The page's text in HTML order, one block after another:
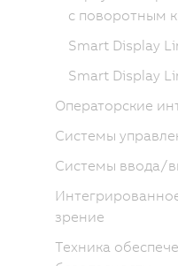
с поворотным
Smart Display
Smart Display
Операторские
Системы
Системы ввода/
зрение
Техника